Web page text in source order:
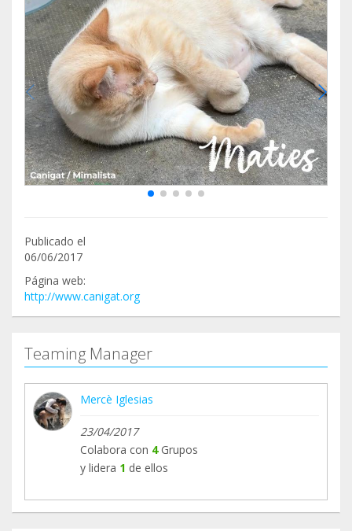
Publicado el
06/06/2017
Página web:
http://www.canigat.org
Teaming Manager
Mercè Iglesias
23/04/2017
Colabora con 4Grupos
y lidera 1 de ellos